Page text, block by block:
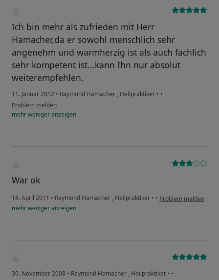
Ich bin mehr als zufrieden mit Herr
Hamacher,da er sowohl menschlich sehr
angenehm und warmherzig ist als auch fachlich
sehr kompetent ist...kann Ihn nur absolut
weiterempfehlen.
11. Januar 2012 • Raymond Hamacher , Heilpraktiker • •
Problem melden
mehrwenigeranzeigen
War ok
18. April 2011 • Raymond Hamacher , Heilpraktiker • • Problem melden
mehrwenigeranzeigen
30. November 2008 • Raymond Hamacher , Heilpraktiker • •